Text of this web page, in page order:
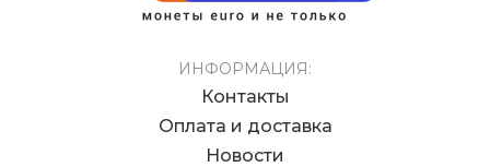
ИНФОРМАЦИЯ:
Контакты
Оплата и доставка
Новости